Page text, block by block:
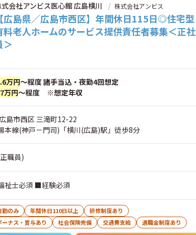
会社アンビス医心館 広島横川 株式会社アンビス
【広島県／広島市西区】年間休日115日◎住宅型
料老人ホームのサービス提供責任者募集＜正社
＞
万円～程度 諸手当込・夜勤4回想定
万円～程度 ※想定年収
島市西区 三滝町12-22
本線(神戸－門司)「横川(広島)駅」徒歩8分
職員)
祉士必須 ■経験必須
勤のみ 年間休日110日以上
研修制度あり
ーナス・賞与あり 社会保険完備 交通費支給 退職金制度あり